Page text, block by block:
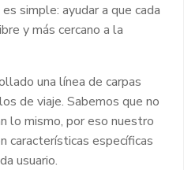
simple: ayudar a que cada
y más cercano a la
una línea de carpas
de viaje. Sabemos que no
lo mismo, por eso nuestro
características específicas
usuario.